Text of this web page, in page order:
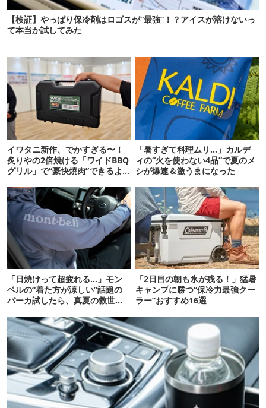
【検証】やっぱり保冷剤はロゴスが“最強”！？アイスが溶けないっ
て本当か試してみた
イワタニ新作、でかすぎる〜！
炙りやの2倍焼ける「ワイドBBQ
グリル」で“豪快焼肉”できるよ
「暑すぎて料理ムリ…」カルデ
ィの“火を使わない4品”で夏のメ
シが爆速＆激うまになった
「日焼けって超疲れる…」モン
ベルの“着た方が涼しい”話題の
パーカ試したら、真夏の救世主
「2日目の朝も氷が残る！」猛暑
キャンプに勝つ“保冷力最強クー
ラー”おすすめ16選